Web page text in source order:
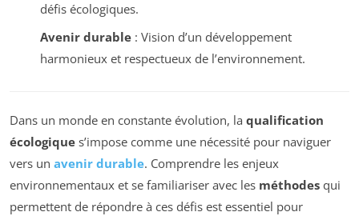
défis écologiques.
Avenir durable: Vision d’un développement
harmonieux et respectueux de l’environnement.
Dans un monde en constante évolution, la qualification
écologique s’impose comme une nécessité pour naviguer
vers un avenir durable. Comprendre les enjeux
environnementaux et se familiariser avec les méthodes qui
permettent de répondre à ces défis est essentiel pour